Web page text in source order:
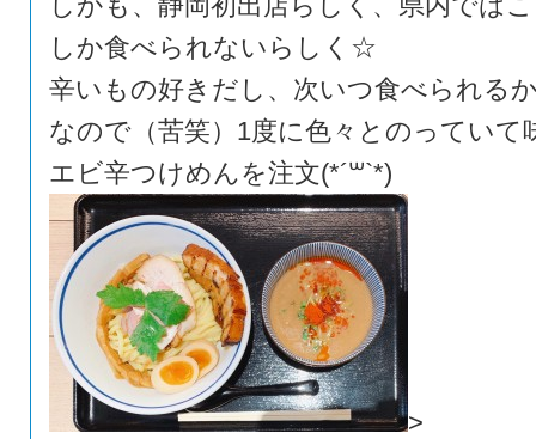
しか食べられないらしく☆
辛いもの好きだし、次いつ食べられる
なので（苦笑）1度に色々とのっていて
エビ辛つけめんを注文(*´꒳`*)
>